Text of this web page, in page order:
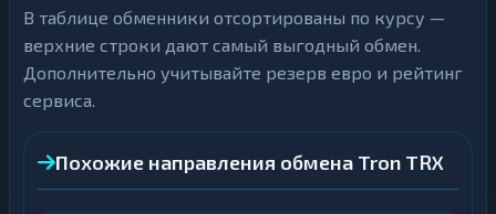
В таблице обменники отсортированы по курсу —
верхние строки дают самый выгодный обмен.
Дополнительно учитывайте резерв евро и рейтинг
сервиса.
Похожие направления обмена Tron TRX